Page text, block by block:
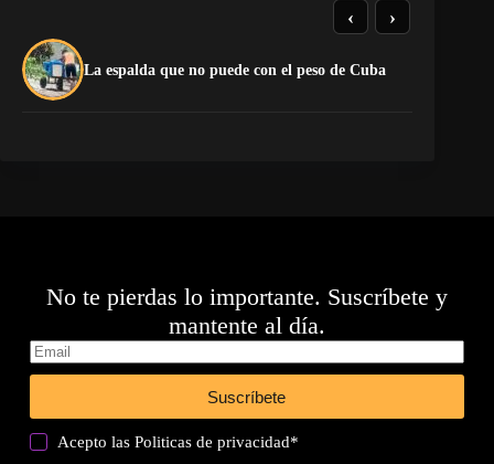
La espalda que no puede con el peso de Cuba
‹ ›
No te pierdas lo importante. Suscríbete y
mantente al día.
Suscríbete
Acepto lasPoliticas de privacidad*